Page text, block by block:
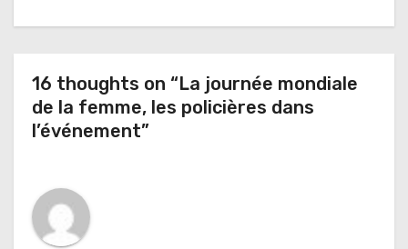
o
n
e
16 thoughts on “La journée mondiale
de la femme, les policières dans
l’événement”